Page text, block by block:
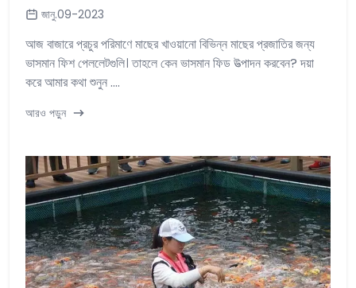
জানু.09-2023
আজ বাজারে প্রচুর পরিমাণে মাছের খাওয়ানো বিভিন্ন মাছের প্রজাতির জন্য
ভাসমান ফিশ পেললেটগুলি। তাহলে কেন ভাসমান ফিড উত্পাদন করবেন? দয়া
করে আমার কথা শুনুন ....
আরও পড়ুন